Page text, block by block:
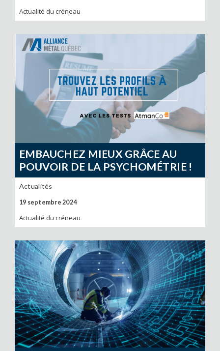
Actualité du créneau
EMBAUCHEZ MIEUX GRÂCE AU
POUVOIR DE LA PSYCHOMÉTRIE !
Actualités
19 septembre 2024
Actualité du créneau